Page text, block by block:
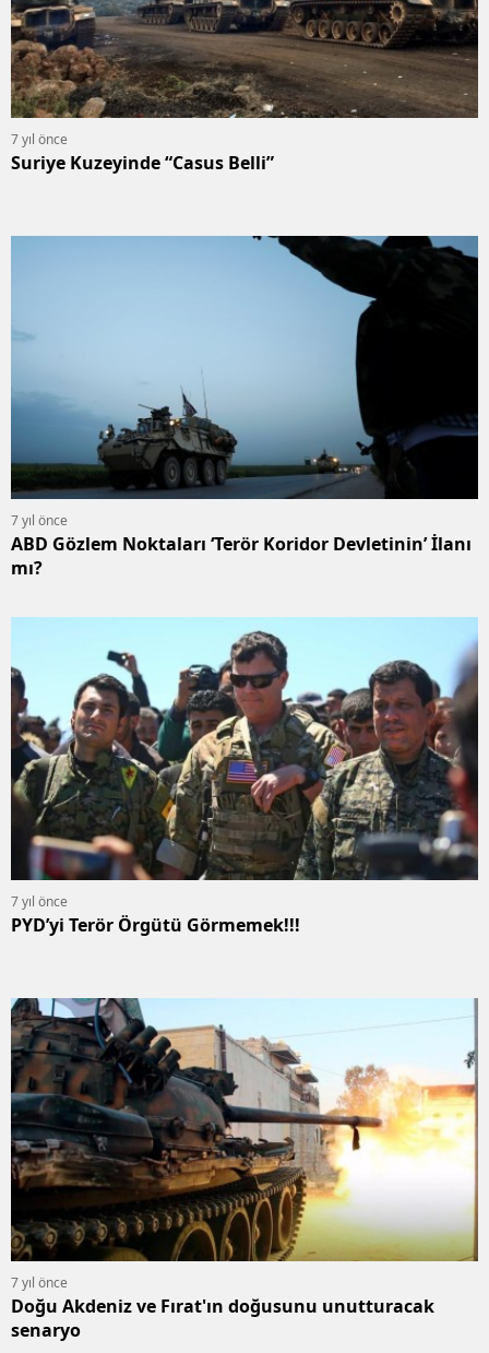
7 yıl önce
Suriye Kuzeyinde “Casus Belli”
7 yıl önce
ABD Gözlem Noktaları ‘Terör Koridor Devletinin’ İlanı
mı?
7 yıl önce
PYD’yi Terör Örgütü Görmemek!!!
7 yıl önce
Doğu Akdeniz ve Fırat'ın doğusunu unutturacak
senaryo